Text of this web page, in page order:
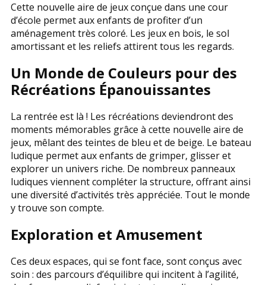
Cette nouvelle aire de jeux conçue dans une cour
d’école permet aux enfants de profiter d’un
aménagement très coloré. Les jeux en bois, le sol
amortissant et les reliefs attirent tous les regards.
Un Monde de Couleurs pour des
Récréations Épanouissantes
La rentrée est là ! Les récréations deviendront des
moments mémorables grâce à cette nouvelle aire de
jeux, mêlant des teintes de bleu et de beige. Le bateau
ludique permet aux enfants de grimper, glisser et
explorer un univers riche. De nombreux panneaux
ludiques viennent compléter la structure, offrant ainsi
une diversité d’activités très appréciée. Tout le monde
y trouve son compte.
Exploration et Amusement
Ces deux espaces, qui se font face, sont conçus avec
soin : des parcours d’équilibre qui incitent à l’agilité,